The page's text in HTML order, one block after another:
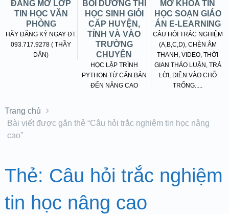
ĐANG MỞ LỚP
TIN HỌC VĂN
PHÒNG
HÃY ĐĂNG KÝ NGAY ĐT:
093.717.9278 ( THẦY
DÂN)
BỒI DƯỠNG THI
HỌC SINH GIỎI
CẤP HUYỆN,
TỈNH VÀ VÀO
TRƯỜNG
CHUYÊN
HỌC LẬP TRÌNH
PYTHON TỪ CĂN BẢN
ĐẾN NÂNG CAO
MỞ KHÓA TIN
HỌC SOẠN GIÁO
ÁN E-LEARNING
CÂU HỎI TRẮC NGHIỆM
(A,B,C,D), CHÈN ÂM
THANH, VIDEO, THỜI
GIAN THẢO LUẬN, TRẢ
LỜI, ĐIỀN VÀO CHỖ
TRỐNG.....
Trang chủ
Bài viết được gắn thẻ “Câu hỏi trắc nghiệm tin học nâng
cao”
Thẻ: Câu hỏi trắc nghiệm
tin học nâng cao